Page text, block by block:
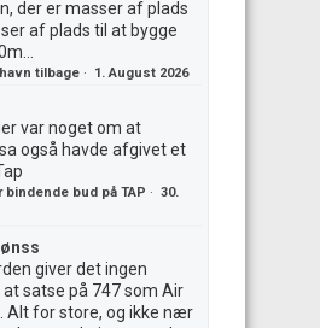
der er masser af plads
af plads til at bygge
tilbage · 1. August 2026
var noget om at
også havde afgivet et
bindende bud på TAP · 30.
giver det ingen
satse på 747 som Air
Alt for store, og ikke nær